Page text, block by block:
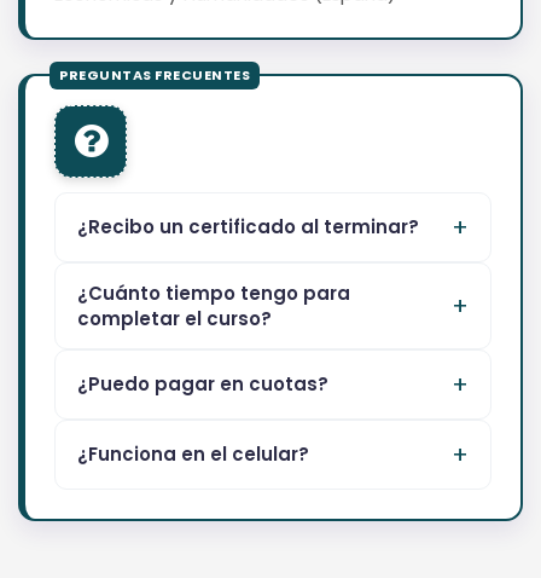
¿Recibo un certificado al terminar?
¿Cuánto tiempo tengo para
completar el curso?
¿Puedo pagar en cuotas?
¿Funciona en el celular?